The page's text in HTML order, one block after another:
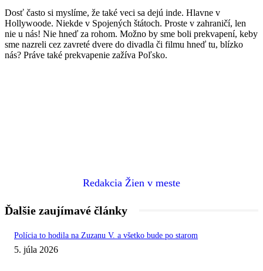
Dosť často si myslíme, že také veci sa dejú inde. Hlavne v
Hollywoode. Niekde v Spojených štátoch. Proste v zahraničí, len
nie u nás! Nie hneď za rohom. Možno by sme boli prekvapení, keby
sme nazreli cez zavreté dvere do divadla či filmu hneď tu, blízko
nás? Práve také prekvapenie zažíva Poľsko.
Redakcia Žien v meste
Ďalšie zaujímavé články
Polícia to hodila na Zuzanu V. a všetko bude po starom
5. júla 2026